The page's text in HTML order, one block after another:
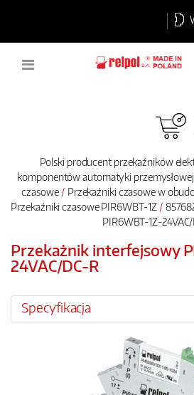
Polski producent przekaźników
komponentów automatyki przemysłowej
czasowe
Przekaźniki czasowe w
Przekaźniki czasowe PIR6WBT-1Z
PIR6WBT-1Z-
Przekażnik interfejsowy
24VAC/DC-R
Specyfikacja